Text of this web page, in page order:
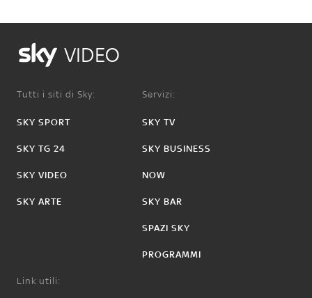
VIDEO
Tutti i siti di Sky:
SKY SPORT
SKY TG 24
SKY VIDEO
SKY ARTE
Servizi:
SKY TV
SKY BUSINESS
NOW
SKY BAR
SPAZI SKY
PROGRAMMI
Link utili: